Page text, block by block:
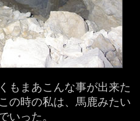
もまあこんな事が出来た
の時の私は、馬鹿みたい
いった。